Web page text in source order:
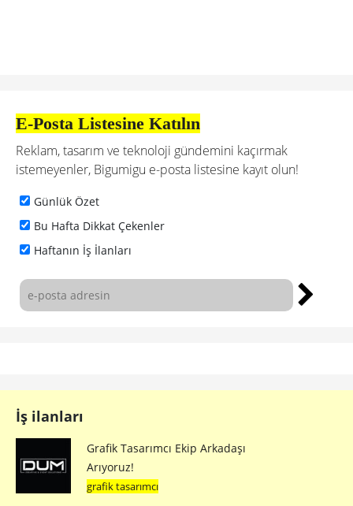
E-Posta Listesine Katılın
Reklam, tasarım ve teknoloji gündemini kaçırmak
istemeyenler, Bigumigu e-posta listesine kayıt olun!
Günlük Özet
Bu Hafta Dikkat Çekenler
Haftanın İş İlanları
İş ilanları
Grafik Tasarımcı Ekip Arkadaşı
Arıyoruz!
grafik tasarımcı